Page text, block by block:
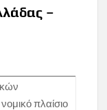
–
πλαίσιο